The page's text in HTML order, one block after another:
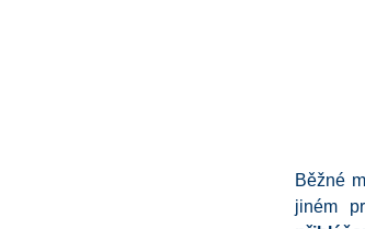
Běžné
jiném